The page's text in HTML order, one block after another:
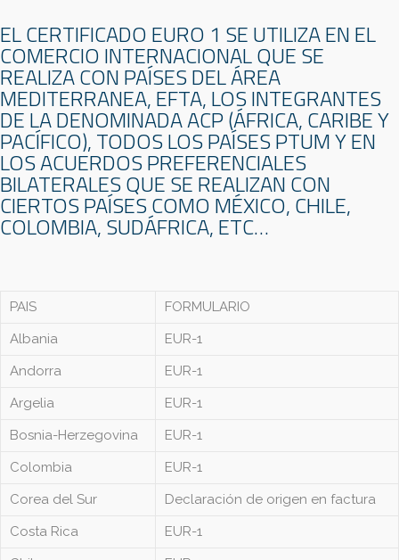
EL CERTIFICADO EURO 1 SE UTILIZA EN EL
COMERCIO INTERNACIONAL QUE SE
REALIZA CON PAÍSES DEL ÁREA
MEDITERRANEA, EFTA, LOS INTEGRANTES
DE LA DENOMINADA ACP (ÁFRICA, CARIBE Y
PACÍFICO), TODOS LOS PAÍSES PTUM Y EN
LOS ACUERDOS PREFERENCIALES
BILATERALES QUE SE REALIZAN CON
CIERTOS PAÍSES COMO MÉXICO, CHILE,
COLOMBIA, SUDÁFRICA, ETC…
PAIS
FORMULARIO
Albania
EUR-1
Andorra
EUR-1
Argelia
EUR-1
Bosnia-Herzegovina
EUR-1
Colombia
EUR-1
Corea del Sur
Declaración de origen en factura
Costa Rica
EUR-1